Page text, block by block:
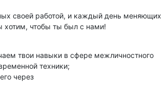
своей работой, и каждый день меняющих
чтобы ты был с нами!
твои навыки в сфере межличностного
техники;
через